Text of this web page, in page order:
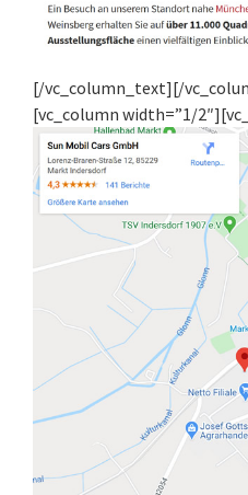
[/vc_column_text][/
[vc_column width=”1/